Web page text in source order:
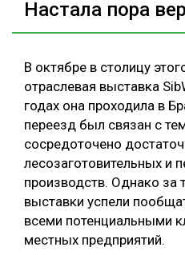
Настала пора
В октябре в столицу
отраслевая выставка
годах она проходила в
переезд был связан с
сосредоточено
лесозаготовительных и
производств. Однако за
выставки успели
всеми потенциальными
местных предприятий.